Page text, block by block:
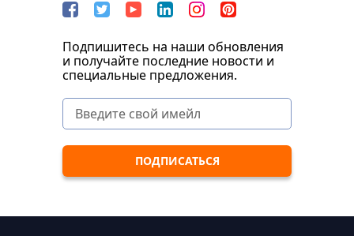
Подпишитесь на наши обновления
и получайте последние новости и
специальные предложения.